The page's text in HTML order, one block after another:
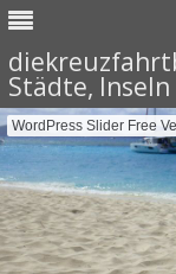
Städte,
WordPress Slider Free